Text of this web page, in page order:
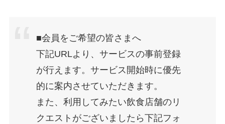
■会員をご希望の皆さまへ
下記URLより、サービスの事前登録
が行えます。サービス開始時に優先
的に案内させていただきます。
また、利用してみたい飲食店舗のリ
クエストがございましたら下記フォ